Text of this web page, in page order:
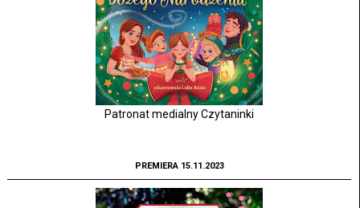
Patronat medialny Czytaninki
PREMIERA 15.11.2023